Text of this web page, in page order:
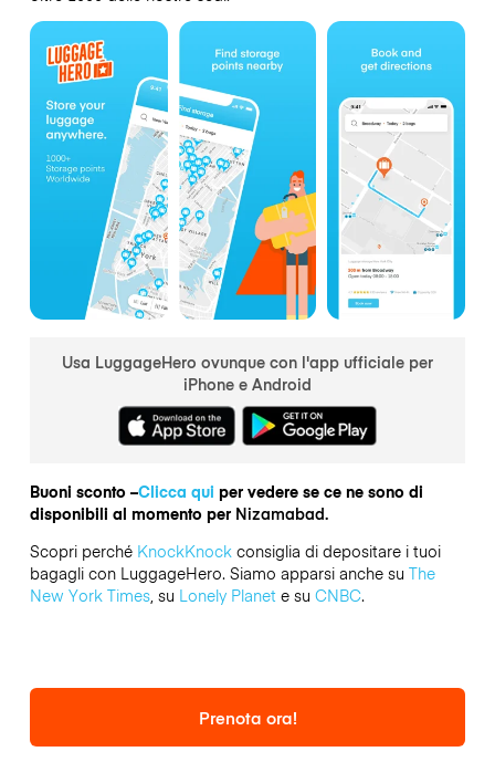
Usa LuggageHero ovunque con l'app ufficiale per
iPhone e Android
Buoni sconto –Clicca qui per vedere se ce ne sono di
disponibili al momento per Nizamabad.
Scopri perché KnockKnockconsiglia di depositare i tuoi
bagagli con LuggageHero. Siamo apparsi anche su The
New York Times, su Lonely Planete su CNBC.
Prenota ora!